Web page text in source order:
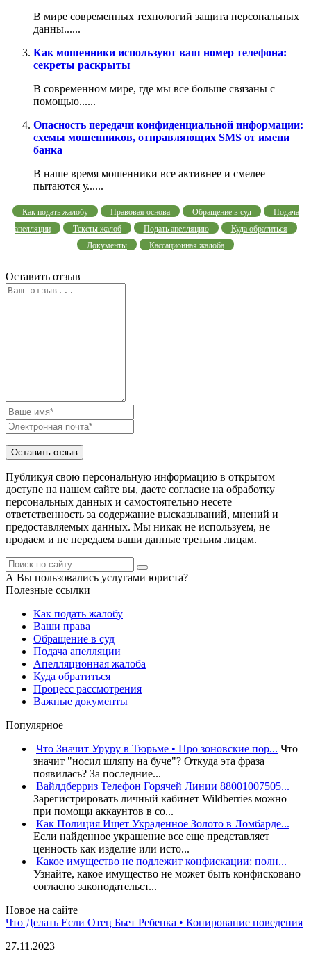
В мире современных технологий защита персональных
данны......
Как мошенники используют ваш номер телефона:
секреты раскрыты
В современном мире, где мы все больше связаны с
помощью......
Опасность передачи конфиденциальной информации:
схемы мошенников, отправляющих SMS от имени
банка
В наше время мошенники все активнее и смелее
пытаются у......
Как подать жалобу Правовая основа Обращение в суд
Подача
апелляции
Тексты жалоб Подать апелляцию
Куда обратиться
Документы
Кассационная жалоба
Оставить отзыв
Публикуя свою персональную информацию в открытом
доступе на нашем сайте вы, даете согласие на обработку
персональных данных и самостоятельно несете
ответственность за содержание высказываний, мнений и
предоставляемых данных. Мы никак не используем, не
продаем и не передаем ваши данные третьим лицам.
А Вы пользовались услугами юриста?
Полезные ссылки
Как подать жалобу
Ваши права
Обращение в суд
Подача апелляции
Апелляционная жалоба
Куда обратиться
Процесс рассмотрения
Важные документы
Популярное
Что Значит Уруру в Тюрьме • Про зоновские пор... Что
значит "носил шляпу на буче"? Откуда эта фраза
появилась? За последние...
Вайлдберриз Телефон Горячей Линии 88001007505...
Зарегистрировать личный кабинет Wildberries можно
при помощи аккаунтов в со...
Как Полиция Ищет Украденное Золото в Ломбарде...
Если найденное украшение все еще представляет
ценность как изделие или исто...
Какое имущество не подлежит конфискации: полн...
Узнайте, какое имущество не может быть конфисковано
согласно законодательст...
Новое на сайте
Что Делать Если Отец Бьет Ребенка • Копирование поведения
27.11.2023